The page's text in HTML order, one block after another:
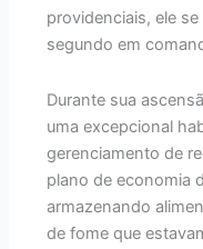
providenciais, ele
segundo em
Durante sua
uma excepcional
gerenciamento de
plano de economia
armazenando
de fome que